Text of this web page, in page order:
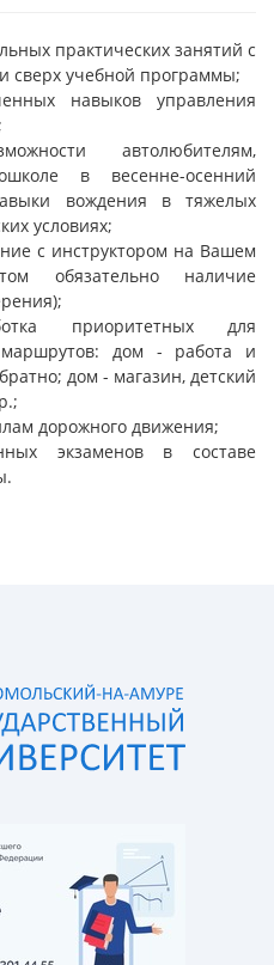
практических занятий с
сверх учебной программы;
навыков управления
автолюбителям,
в весенне-осенний
вождения в тяжелых
условиях;
с инструктором на Вашем
обязательно наличие
приоритетных для
маршрутов: дом - работа и
дом - магазин, детский
дорожного движения;
экзаменов в составе